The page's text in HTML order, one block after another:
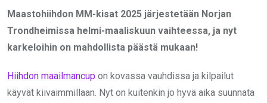
Maastohiihdon MM-kisat 2025 järjestetään Norjan
Trondheimissa helmi-maaliskuun vaihteessa, ja nyt
karkeloihin on mahdollista päästä mukaan!
Hiihdon maailmancup on kovassa vauhdissa ja kilpailut
käyvät kiivaimmillaan. Nyt on kuitenkin jo hyvä aika suunnata